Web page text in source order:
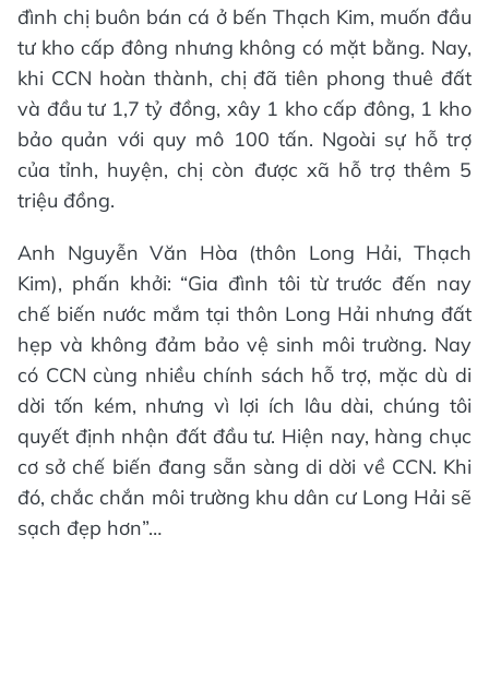
đình chị buôn bán cá ở bến Thạch Kim, muốn đầu
tư kho cấp đông nhưng không có mặt bằng. Nay,
khi CCN hoàn thành, chị đã tiên phong thuê đất
và đầu tư 1,7 tỷ đồng, xây 1 kho cấp đông, 1 kho
bảo quản với quy mô 100 tấn. Ngoài sự hỗ trợ
của tỉnh, huyện, chị còn được xã hỗ trợ thêm 5
triệu đồng.
Anh Nguyễn Văn Hòa (thôn Long Hải, Thạch
Kim), phấn khởi: “Gia đình tôi từ trước đến nay
chế biến nước mắm tại thôn Long Hải nhưng đất
hẹp và không đảm bảo vệ sinh môi trường. Nay
có CCN cùng nhiều chính sách hỗ trợ, mặc dù di
dời tốn kém, nhưng vì lợi ích lâu dài, chúng tôi
quyết định nhận đất đầu tư. Hiện nay, hàng chục
cơ sở chế biến đang sẵn sàng di dời về CCN. Khi
đó, chắc chắn môi trường khu dân cư Long Hải sẽ
sạch đẹp hơn”…